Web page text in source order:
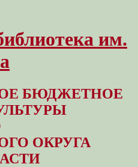
им.
БЮДЖЕТНОЕ
ОКРУГА